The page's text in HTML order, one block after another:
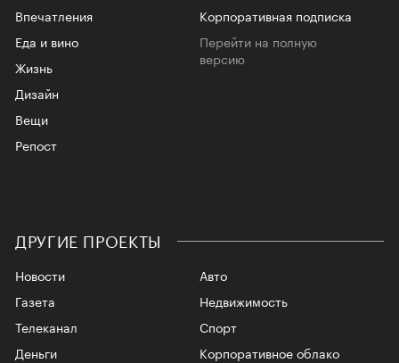
Впечатления
Еда и вино
Жизнь
Дизайн
Вещи
Репост
Корпоративная подписка
Перейти на полную
версию
ДРУГИЕ ПРОЕКТЫ
Новости
Газета
Телеканал
Авто
Недвижимость
Спорт
Корпоративное облако
Деньги